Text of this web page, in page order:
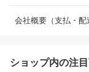
会社概要（支払・配
ショップ内の注